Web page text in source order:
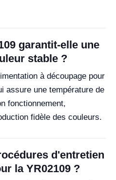
garantit-elle une
stable ?
à découpage pour
assure une température de
fonctionnement,
fidèle des couleurs.
d'entretien
la YR02109 ?